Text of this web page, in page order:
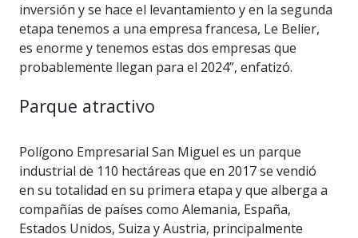
inversión y se hace el levantamiento y en la segunda
etapa tenemos a una empresa francesa, Le Belier,
es enorme y tenemos estas dos empresas que
probablemente llegan para el 2024”, enfatizó.
Parque atractivo
Polígono Empresarial San Miguel es un parque
industrial de 110 hectáreas que en 2017 se vendió
en su totalidad en su primera etapa y que alberga a
compañías de países como Alemania, España,
Estados Unidos, Suiza y Austria, principalmente